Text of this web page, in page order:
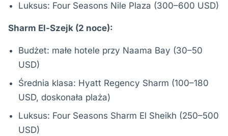
Luksus: Four Seasons Nile Plaza (300–600 USD)
Sharm El-Szejk (2 noce):
Budżet: małe hotele przy Naama Bay (30–50
USD)
Średnia klasa: Hyatt Regency Sharm (100–180
USD, doskonała plaża)
Luksus: Four Seasons Sharm El Sheikh (250–500
USD)